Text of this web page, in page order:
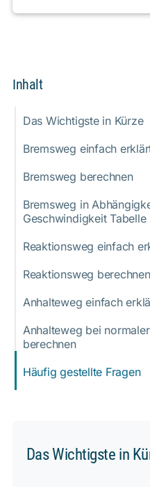
Inhalt
Das Wichtigste in Kürze
Bremsweg einfach
Bremsweg berechnen
Bremsweg in
Geschwindigkeit Tabelle
Reaktionsweg einfach
Reaktionsweg
Anhalteweg einfach
Anhalteweg bei
berechnen
Häufig gestellte Fragen
Das Wichtigste in